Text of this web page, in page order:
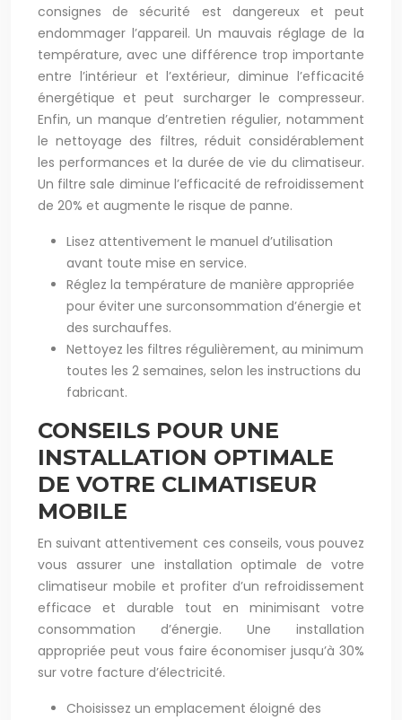
consignes de sécurité est dangereux et peut
endommager l’appareil. Un mauvais réglage de la
température, avec une différence trop importante
entre l’intérieur et l’extérieur, diminue l’efficacité
énergétique et peut surcharger le compresseur.
Enfin, un manque d’entretien régulier, notamment
le nettoyage des filtres, réduit considérablement
les performances et la durée de vie du climatiseur.
Un filtre sale diminue l’efficacité de refroidissement
de 20% et augmente le risque de panne.
Lisez attentivement le manuel d’utilisation
avant toute mise en service.
Réglez la température de manière appropriée
pour éviter une surconsommation d’énergie et
des surchauffes.
Nettoyez les filtres régulièrement, au minimum
toutes les 2 semaines, selon les instructions du
fabricant.
CONSEILS POUR UNE
INSTALLATION OPTIMALE
DE VOTRE CLIMATISEUR
MOBILE
En suivant attentivement ces conseils, vous pouvez
vous assurer une installation optimale de votre
climatiseur mobile et profiter d’un refroidissement
efficace et durable tout en minimisant votre
consommation d’énergie. Une installation
appropriée peut vous faire économiser jusqu’à 30%
sur votre facture d’électricité.
Choisissez un emplacement éloigné des